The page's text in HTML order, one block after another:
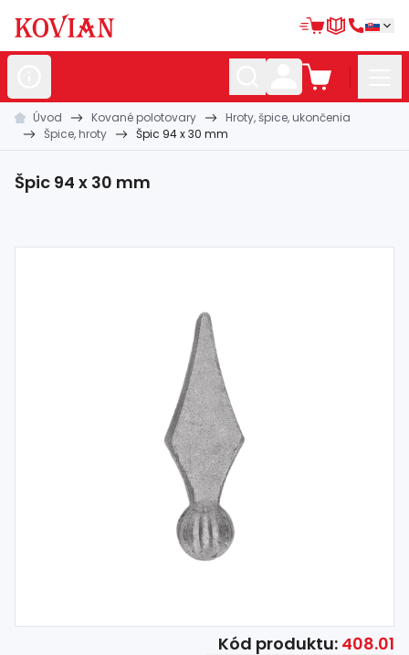
Nerezovépolotovary
Kované
Úvod Kované polotovary
Hroty, špice, ukončenia
Špice, hroty
Špic 94 x 30 mm
Špic 94 x 30 mm
Kód produktu: 408.01